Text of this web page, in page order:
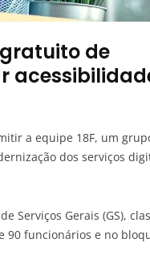
de
a equipe 18F, um
dos serviços
Serviços Gerais (GS),
90 funcionários e no